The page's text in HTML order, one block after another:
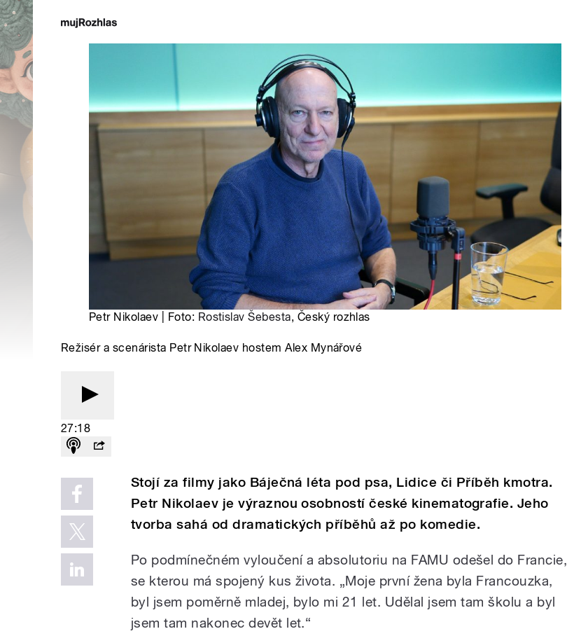
Petr Nikolaev | Foto: Rostislav Šebesta, Český rozhlas
Režisér a scenárista Petr Nikolaev hostem Alex Mynářové
27:18
Stojí za filmy jako Báječná léta pod psa, Lidice či Příběh kmotra.
Petr Nikolaev je výraznou osobností české kinematografie. Jeho
tvorba sahá od dramatických příběhů až po komedie.
Po podmínečném vyloučení a absolutoriu na FAMU odešel do Francie,
se kterou má spojený kus života. „Moje první žena byla Francouzka,
byl jsem poměrně mladej, bylo mi 21 let. Udělal jsem tam školu a byl
jsem tam nakonec devět let.“